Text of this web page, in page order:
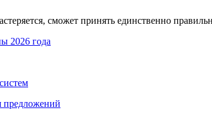
сможет принять единственно
2026 года
предложений